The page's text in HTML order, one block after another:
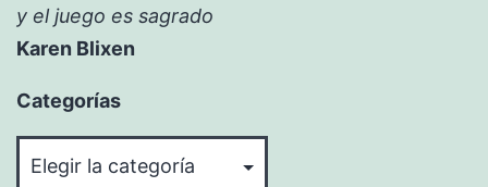
y el juego es sagrado
Karen Blixen
Categorías